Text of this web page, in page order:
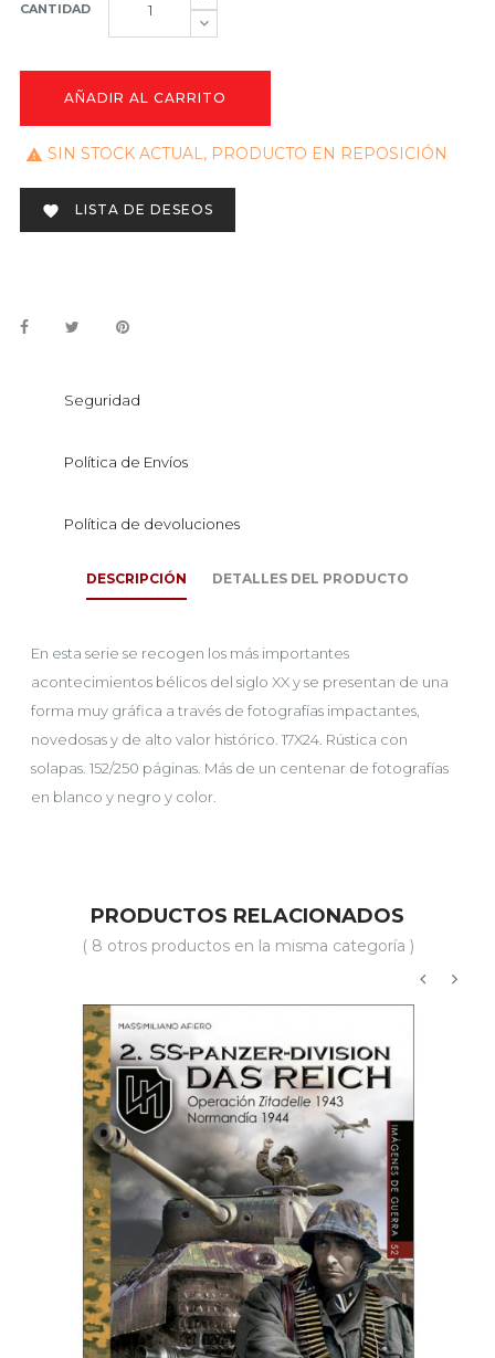
CANTIDAD
AÑADIR AL CARRITO
 SIN STOCK ACTUAL, PRODUCTO EN REPOSICIÓN
 LISTA DE DESEOS
Seguridad
Política de Envíos
Política de devoluciones
DESCRIPCIÓN DETALLES DEL PRODUCTO
En esta serie se recogen los más importantes
acontecimientos bélicos del siglo XX y se presentan de una
forma muy gráfica a través de fotografías impactantes,
novedosas y de alto valor histórico. 17X24. Rústica con
solapas. 152/250 páginas. Más de un centenar de fotografías
en blanco y negro y color.
PRODUCTOS RELACIONADOS
( 8 otros productos en la misma categoría )